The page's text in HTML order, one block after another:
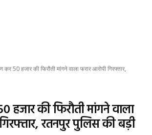
कर 50 हजार की फिरौती मांगने वाला फरार आरोपी गिरफ्तार,
की फिरौती मांगने वाला
रतनपुर पुलिस की बड़ी